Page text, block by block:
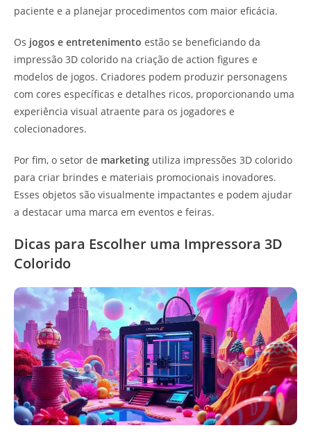
paciente e a planejar procedimentos com maior eficácia.
Os jogos e entretenimento estão se beneficiando da
impressão 3D colorido na criação de action figures e
modelos de jogos. Criadores podem produzir personagens
com cores específicas e detalhes ricos, proporcionando uma
experiência visual atraente para os jogadores e
colecionadores.
Por fim, o setor de marketing utiliza impressões 3D colorido
para criar brindes e materiais promocionais inovadores.
Esses objetos são visualmente impactantes e podem ajudar
a destacar uma marca em eventos e feiras.
Dicas para Escolher uma Impressora 3D
Colorido